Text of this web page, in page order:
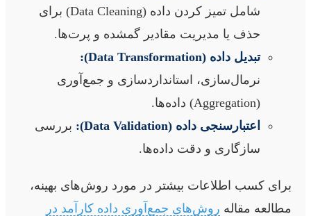
شامل تمیز کردن داده (Data Cleaning) برای
حذف یا مدیریت مقادیر گمشده و پرت‌ها.
تبدیل داده (Data Transformation):
نرمال‌سازی، استانداردسازی و جمع‌آوری
(Aggregation) داده‌ها.
اعتبارسنجی داده (Data Validation):
بررسی
سازگاری و دقت داده‌ها.
برای کسب اطلاعات بیشتر در مورد روش‌های بهینه،
مطالعه مقاله روش‌های جمع‌آوری داده کارآمد در